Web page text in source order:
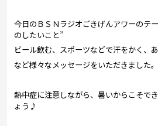
今日のＢＳＮラジオごきげんアワーのテ
のしたいこと”
ビール飲む、スポーツなどで汗をかく、
など様々なメッセージをいただきました。
熱中症に注意しながら、暑いからこそで
ょう♪